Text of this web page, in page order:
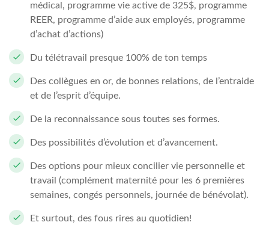
médical, programme vie active de 325$, programme
REER, programme d’aide aux employés, programme
d’achat d’actions)
Du télétravail presque 100% de ton temps
Des collègues en or, de bonnes relations, de l’entraide
et de l’esprit d’équipe.
De la reconnaissance sous toutes ses formes.
Des possibilités d’évolution et d’avancement.
Des options pour mieux concilier vie personnelle et
travail (complément maternité pour les 6 premières
semaines, congés personnels, journée de bénévolat).
Et surtout, des fous rires au quotidien!